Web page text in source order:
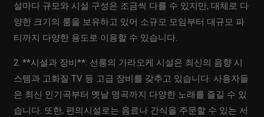
설마다 규모와 시설 구성은 조금씩 다를 수 있지만, 대체로 다
양한 크기의 룸을 보유하고 있어 소규모 모임부터 대규모 파
티까지 다양한 용도로 이용할 수 있습니다.
2. **시설과 장비**: 선릉의 가라오케 시설은 최신의 음향 시
스템과 고화질 TV 등 고급 장비를 갖추고 있습니다. 사용자들
은 최신 인기곡부터 옛날 명곡까지 다양한 노래를 즐길 수 있
습니다. 또한, 편의시설로는 음료나 간식을 주문할 수 있는 서